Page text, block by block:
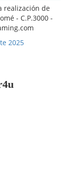
realización de
- C.P.3000 -
2025